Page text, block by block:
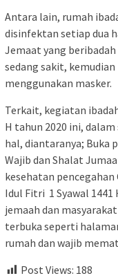
Antara lain, rumah
disinfektan setiap dua
Jemaat yang
sedang sakit,
menggunakan masker.
Terkait, kegiatan
H tahun 2020 ini,
hal, diantaranya; Buka
Wajib dan Shalat
kesehatan pencegahan
Idul Fitri 1 Syawal 1441
jemaah dan
terbuka seperti
rumah dan wajib
Post Views: 188